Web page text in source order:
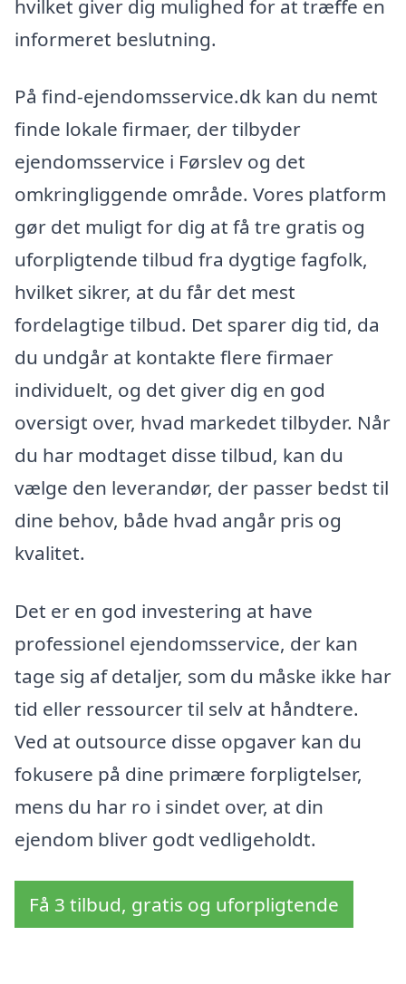
hvilket giver dig mulighed for at træffe en
informeret beslutning.
På find-ejendomsservice.dk kan du nemt
finde lokale firmaer, der tilbyder
ejendomsservice i Førslev og det
omkringliggende område. Vores platform
gør det muligt for dig at få tre gratis og
uforpligtende tilbud fra dygtige fagfolk,
hvilket sikrer, at du får det mest
fordelagtige tilbud. Det sparer dig tid, da
du undgår at kontakte flere firmaer
individuelt, og det giver dig en god
oversigt over, hvad markedet tilbyder. Når
du har modtaget disse tilbud, kan du
vælge den leverandør, der passer bedst til
dine behov, både hvad angår pris og
kvalitet.
Det er en god investering at have
professionel ejendomsservice, der kan
tage sig af detaljer, som du måske ikke har
tid eller ressourcer til selv at håndtere.
Ved at outsource disse opgaver kan du
fokusere på dine primære forpligtelser,
mens du har ro i sindet over, at din
ejendom bliver godt vedligeholdt.
Få 3 tilbud, gratis og uforpligtende